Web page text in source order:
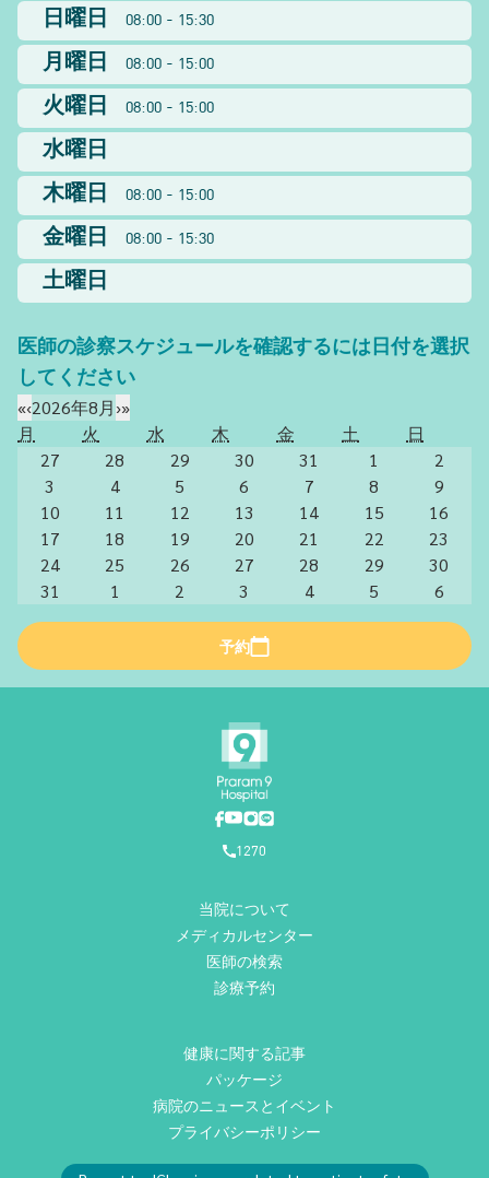
日曜日
08:00 - 15:30
月曜日
08:00 - 15:00
火曜日
08:00 - 15:00
水曜日
木曜日
08:00 - 15:00
金曜日
08:00 - 15:30
土曜日
医師の診察スケジュールを確認するには日付を選択
してください
«‹2026年8月›»
月
火 水 木 金 土
日
27
28 29 30 31 1
2
3
4 5 6 7 8
9
10
11 12 13 14 15
16
17
18 19 20 21 22
23
24
25 26 27 28 29
30
31
1 2 3 4 5 6
予約
1270
当院について
メディカルセンター
医師の検索
診療予約
健康に関する記事
パッケージ
病院のニュースとイベント
プライバシーポリシー